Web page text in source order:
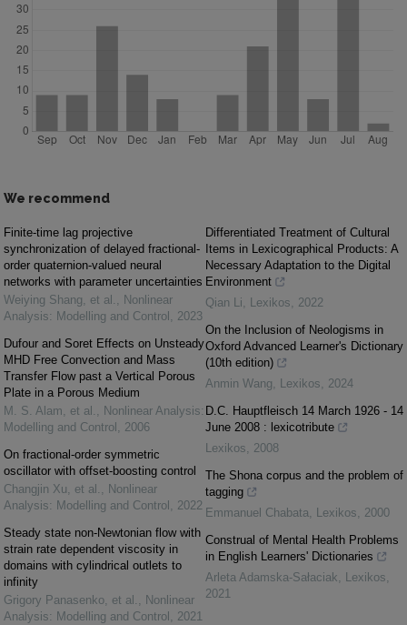
We recommend
Finite-time lag projective
synchronization of delayed fractional-
order quaternion-valued neural
networks with parameter uncertainties
Weiying Shang, et al. , Nonlinear
Analysis: Modelling and Control , 2023
Dufour and Soret Effects on Unsteady
MHD Free Convection and Mass
Transfer Flow past a Vertical Porous
Plate in a Porous Medium
M. S. Alam, et al. , Nonlinear Analysis:
Modelling and Control , 2006
On fractional-order symmetric
oscillator with offset-boosting control
Changjin Xu, et al. , Nonlinear
Analysis: Modelling and Control , 2022
Steady state non-Newtonian flow with
strain rate dependent viscosity in
domains with cylindrical outlets to
infinity
Grigory Panasenko, et al. , Nonlinear
Analysis: Modelling and Control , 2021
Differentiated Treatment of Cultural
Items in Lexicographical Products: A
Necessary Adaptation to the Digital
Environment
Qian Li, Lexikos, 2022
On the Inclusion of Neologisms in
Oxford Advanced Learner's Dictionary
(10th edition)
Anmin Wang, Lexikos, 2024
D.C. Hauptfleisch 14 March 1926 - 14
June 2008 : lexicotribute
Lexikos, 2008
The Shona corpus and the problem of
tagging
Emmanuel Chabata, Lexikos, 2000
Construal of Mental Health Problems
in English Learners' Dictionaries
Arleta Adamska-Sałaciak, Lexikos,
2021